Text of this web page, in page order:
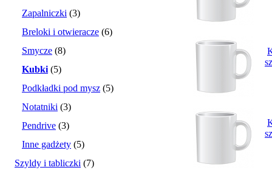
Zapalniczki (3)
Breloki i otwieracze (6)
Smycze (8)
Kubki (5)
Podkładki pod mysz (5)
Notatniki (3)
Pendrive (3)
Inne gadżety (5)
Szyldy i tabliczki (7)